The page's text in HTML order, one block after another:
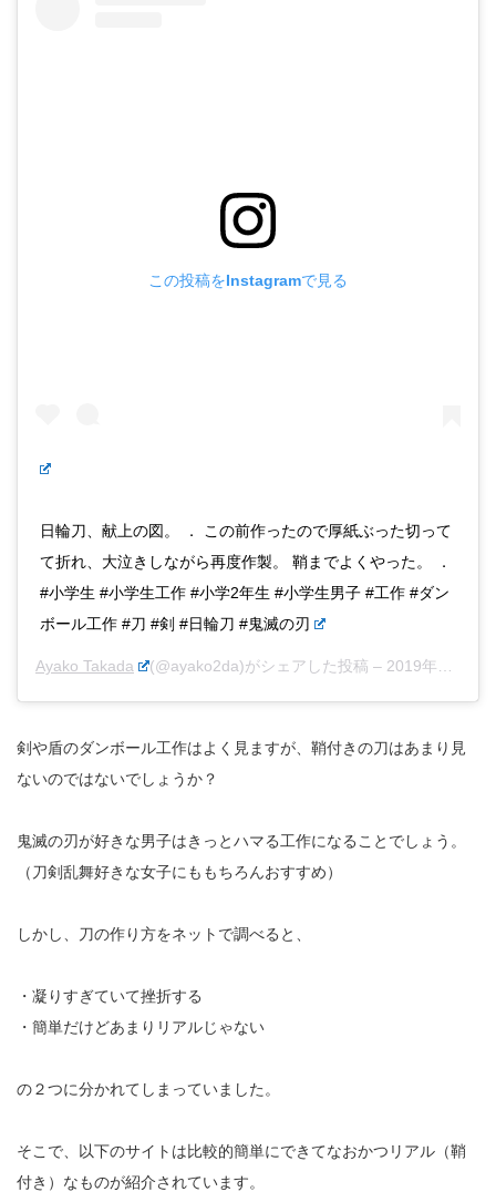
この投稿をInstagramで見る
日輪刀、献上の図。 ． この前作ったので厚紙ぶった切って
て折れ、大泣きしながら再度作製。 鞘までよくやった。 ．
#小学生 #小学生工作 #小学2年生 #小学生男子 #工作 #ダン
ボール工作 #刀 #剣 #日輪刀 #鬼滅の刃
Ayako Takada (@ayako2da)がシェアした投稿 – 2019年10月月6日午前4時50分PDT
剣や盾のダンボール工作はよく見ますが、鞘付きの刀はあまり見
ないのではないでしょうか？
鬼滅の刃が好きな男子はきっとハマる工作になることでしょう。
（刀剣乱舞好きな女子にももちろんおすすめ）
しかし、刀の作り方をネットで調べると、
・凝りすぎていて挫折する
・簡単だけどあまりリアルじゃない
の２つに分かれてしまっていました。
そこで、以下のサイトは比較的簡単にできてなおかつリアル（鞘
付き）なものが紹介されています。